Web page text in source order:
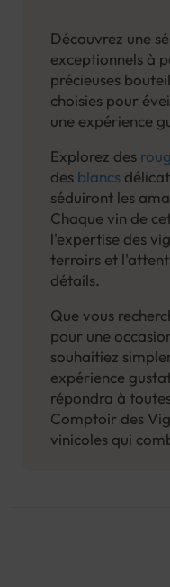
Découvrez une
exceptionnels à
précieuses
choisies pour
une expérience
Explorez des
des blancs
séduiront les
Chaque vin de
l'expertise des
terroirs et
détails.
Que vous
pour une
souhaitiez
expérience
répondra à
Comptoir des
vinicoles qui